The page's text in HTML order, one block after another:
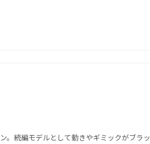
。続編モデルとして動きやギミックがブラッ